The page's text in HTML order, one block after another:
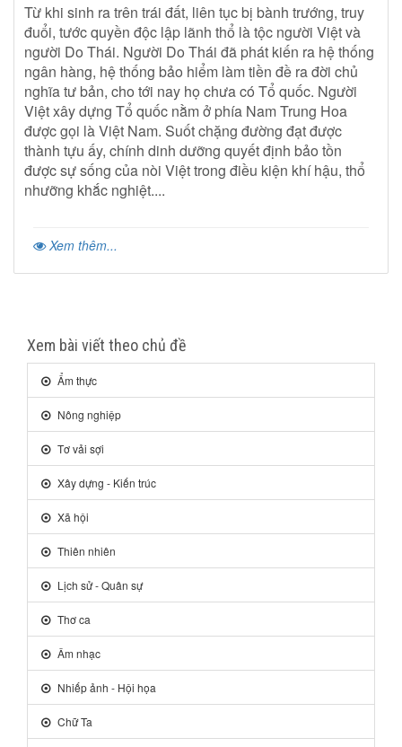
Từ khi sinh ra trên trái đất, liên tục bị bành trướng, truy
đuổi, tước quyền độc lập lãnh thổ là tộc người Việt và
người Do Thái. Người Do Thái đã phát kiến ra hệ thống
ngân hàng, hệ thống bảo hiểm làm tiền đề ra đời chủ
nghĩa tư bản, cho tới nay họ chưa có Tổ quốc. Người
Việt xây dựng Tổ quốc nằm ở phía Nam Trung Hoa
được gọi là Việt Nam. Suốt chặng đường đạt được
thành tựu ấy, chính dinh dưỡng quyết định bảo tồn
được sự sống của nòi Việt trong điều kiện khí hậu, thổ
nhưỡng khắc nghiệt....
Xem thêm...
Xem bài viết theo chủ đề
Ẩm thực
Nông nghiệp
Tơ vải sợi
Xây dựng - Kiến trúc
Xã hội
Thiên nhiên
Lịch sử - Quân sự
Thơ ca
Âm nhạc
Nhiếp ảnh - Hội họa
Chữ Ta